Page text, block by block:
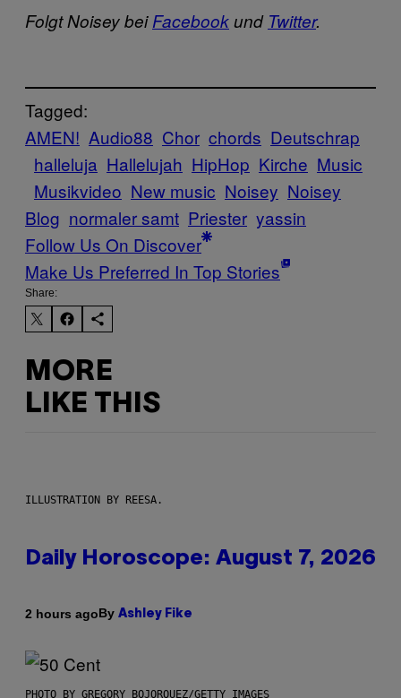
Folgt Noisey beiFacebookund Twitter.
Tagged:
AMEN! Audio88 Chor chords Deutschrap
halleluja Hallelujah HipHop Kirche Music
Musikvideo New music Noisey Noisey
Blog normaler samt Priester yassin
Follow Us On Discover
Make Us Preferred In Top Stories
Share:
MORE
LIKE THIS
ILLUSTRATION BY REESA.
Daily Horoscope: August 7, 2026
2 hours agoBy Ashley Fike
PHOTO BY GREGORY BOJORQUEZ/GETTY IMAGES